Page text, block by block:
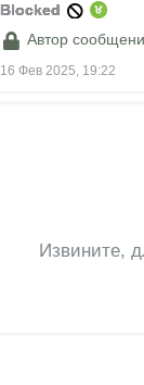
Blocked
Автор
16 Фев 2025, 19:22
Извините,